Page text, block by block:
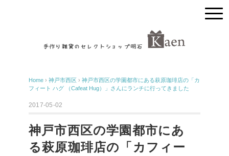
Home › 神戸市西区 › 神戸市西区の学園都市にある萩原珈琲店の「カ
フィート ハグ （Cafeat Hug）」さんにランチに行ってきました
2017-05-02
神戸市西区の学園都市にあ
る萩原珈琲店の「カフィー